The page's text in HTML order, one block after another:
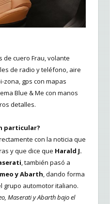
de cuero Frau, volante
de radio y teléfono, aire
zona, gps con mapas
Blue & Me con manos
detalles.
particular?
con la noticia que
y que dice que Harald J.
, también pasó a
y Abarth, dando forma
grupo automotor italiano.
Maserati y Abarth bajo el